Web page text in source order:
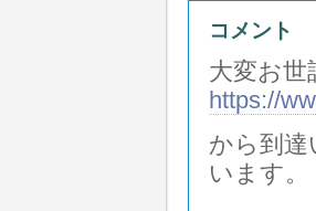
コメント
大変お
https://
から到達
います。